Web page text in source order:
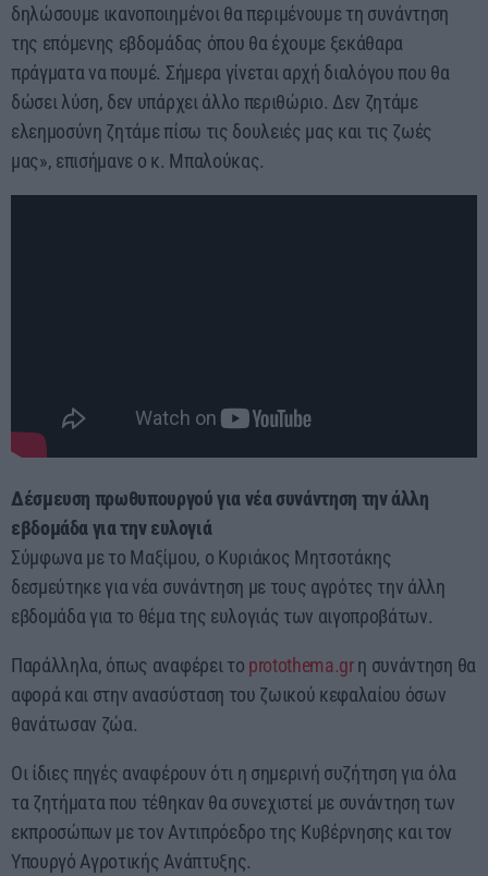
δηλώσουμε ικανοποιημένοι θα περιμένουμε τη συνάντηση
της επόμενης εβδομάδας όπου θα έχουμε ξεκάθαρα
πράγματα να πουμέ. Σήμερα γίνεται αρχή διαλόγου που θα
δώσει λύση, δεν υπάρχει άλλο περιθώριο. Δεν ζητάμε
ελεημοσύνη ζητάμε πίσω τις δουλειές μας και τις ζωές
μας», επισήμανε ο κ. Μπαλούκας.
Δέσμευση πρωθυπουργού για νέα συνάντηση την άλλη
εβδομάδα για την ευλογιά
Σύμφωνα με το Μαξίμου, ο Κυριάκος Μητσοτάκης
δεσμεύτηκε για νέα συνάντηση με τους αγρότες την άλλη
εβδομάδα για το θέμα της ευλογιάς των αιγοπροβάτων.
Παράλληλα, όπως αναφέρει το protothema.grη συνάντηση θα
αφορά και στην ανασύσταση του ζωικού κεφαλαίου όσων
θανάτωσαν ζώα.
Οι ίδιες πηγές αναφέρουν ότι η σημερινή συζήτηση για όλα
τα ζητήματα που τέθηκαν θα συνεχιστεί με συνάντηση των
εκπροσώπων με τον Αντιπρόεδρο της Κυβέρνησης και τον
Υπουργό Αγροτικής Ανάπτυξης.